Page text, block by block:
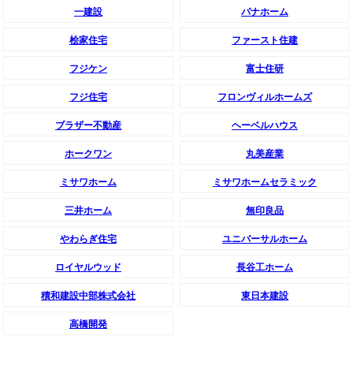
一建設 パナホーム
桧家住宅 ファースト住建
フジケン 富士住研
フジ住宅 フロンヴィルホームズ
ブラザー不動産 ヘーベルハウス
ホークワン 丸美産業
ミサワホーム ミサワホームセラミック
三井ホーム 無印良品
やわらぎ住宅 ユニバーサルホーム
ロイヤルウッド 長谷工ホーム
積和建設中部株式会社 東日本建設
高橋開発